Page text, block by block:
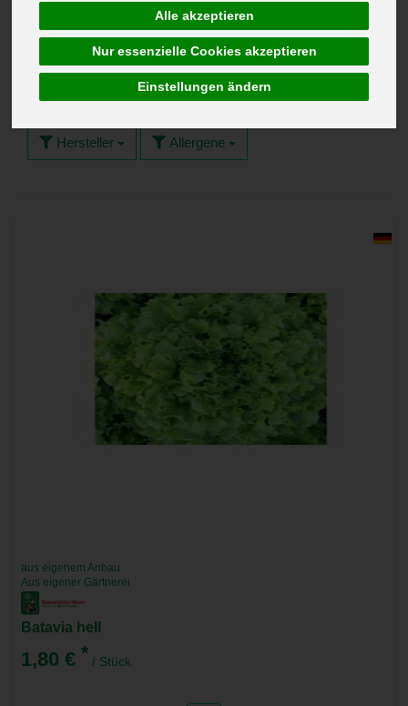
Alle akzeptieren
Nur essenzielle Cookies akzeptieren
Einstellungen ändern
Zitrus- & Südfrüchte
Hersteller Allergene
aus eigenem Anbau
Aus eigener Gärtnerei
Batavia hell
1,80 € * / Stück